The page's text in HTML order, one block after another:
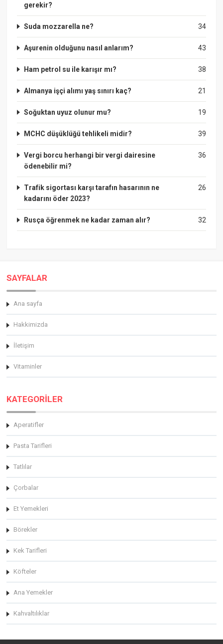
gerekir?
34
Suda mozzarella ne?
43
Aşurenin olduğunu nasıl anlarım?
38
Ham petrol su ile karışır mı?
21
Almanya işçi alımı yaş sınırı kaç?
19
Soğuktan uyuz olunur mu?
39
MCHC düşüklüğü tehlikeli midir?
36
Vergi borcu herhangi bir vergi dairesine
ödenebilir mi?
26
Trafik sigortası karşı tarafın hasarının ne
kadarını öder 2023?
32
Rusça öğrenmek ne kadar zaman alır?
SAYFALAR
Ana sayfa
Hakkimizda
İletişim
Vitaminler
KATEGORİLER
Aperatifler
Pasta Tarifleri
Tatlılar
Çorbalar
Et Yemekleri
Börekler
Kek Tarifleri
Köfteler
Ana Yemekler
Kahvaltılıklar